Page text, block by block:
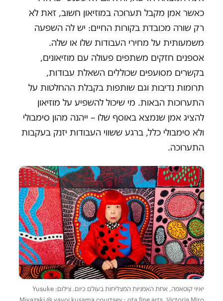
כאשר אמן מקבל תערוכה במוזיאון חשוב, זאת לא
רק שורה מכובדת בקורות החיים: יש לה השפעה
משמעותית על מחירי העבודות שלו או שלה.
אספנים חזקים משתפים פעולה עם מוזיאונים,
בקשרים מסועפים שכוללים השאלת עבודות,
תרומות נדיבות וגם שותפות בקבלת ההחלטות על
התערוכות הבאות. מי שיכול להשפיע על מוזיאון
להציג אמן שנמצא באוסף שלו – ייהנה מהון סימבולי
ולא סימבולי כלל, ברגע ששווי העבודות יזנק בעקבות
התערוכה.
יאיוי קוסאמה, אחת האמניות המצליחות בעולם כיום. צילום: Yusuke
Miyazaki @ yayoi kusama courtsey : ota fine arts, Victoria Miro